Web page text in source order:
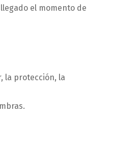
el momento de
la protección, la